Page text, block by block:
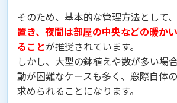
そのため、基本的な管理方法として、
置き、夜間は部屋の中央などの暖か
ることが推奨されています。
しかし、大型の鉢植えや数が多い場
動が困難なケースも多く、窓際自体
求められることになります。